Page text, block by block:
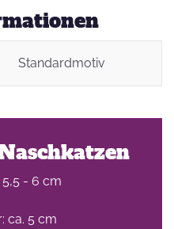
Standardmotiv
5,5 - 6 cm
ca. 5 cm